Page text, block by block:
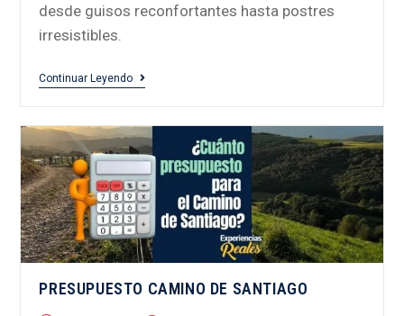
desde guisos reconfortantes hasta postres
irresistibles.
Continuar Leyendo
PRESUPUESTO CAMINO DE SANTIAGO